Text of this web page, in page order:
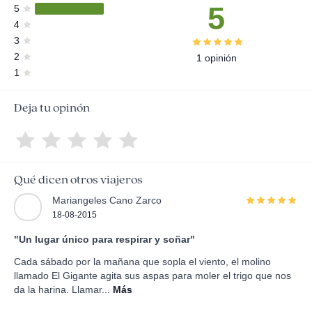
5
4
3
2
1
5
1 opinión
Deja tu opinón
Qué dicen otros viajeros
Mariangeles Cano Zarco
18-08-2015
"Un lugar único para respirar y soñar"
Cada sábado por la mañana que sopla el viento, el molino
llamado El Gigante agita sus aspas para moler el trigo que nos
da la harina. Llamar...
Más